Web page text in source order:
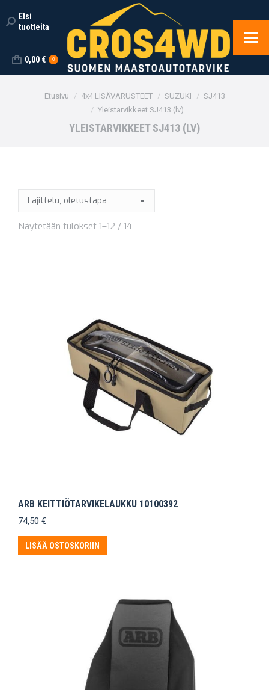
Search:
Etsi
tuotteita
0,00 € 0
You are here:
Etusivu 4x4 LISÄVARUSTEET SUZUKI
SJ413
Yleistarvikkeet SJ413 (lv)
YLEISTARVIKKEET SJ413 (LV)
Näytetään tulokset 1–12 / 14
ARB KEITTIÖTARVIKELAUKKU 10100392
74,50 €
LISÄÄ OSTOSKORIIN